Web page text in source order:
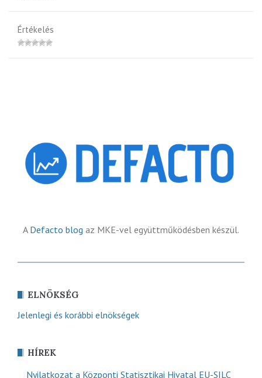
Értékelés
A Defacto blog az MKE-vel együttműködésben készül.
ELNÖKSÉG
Jelenlegi és korábbi elnökségek
HÍREK
Nyilatkozat a Központi Statisztikai Hivatal EU-SILC